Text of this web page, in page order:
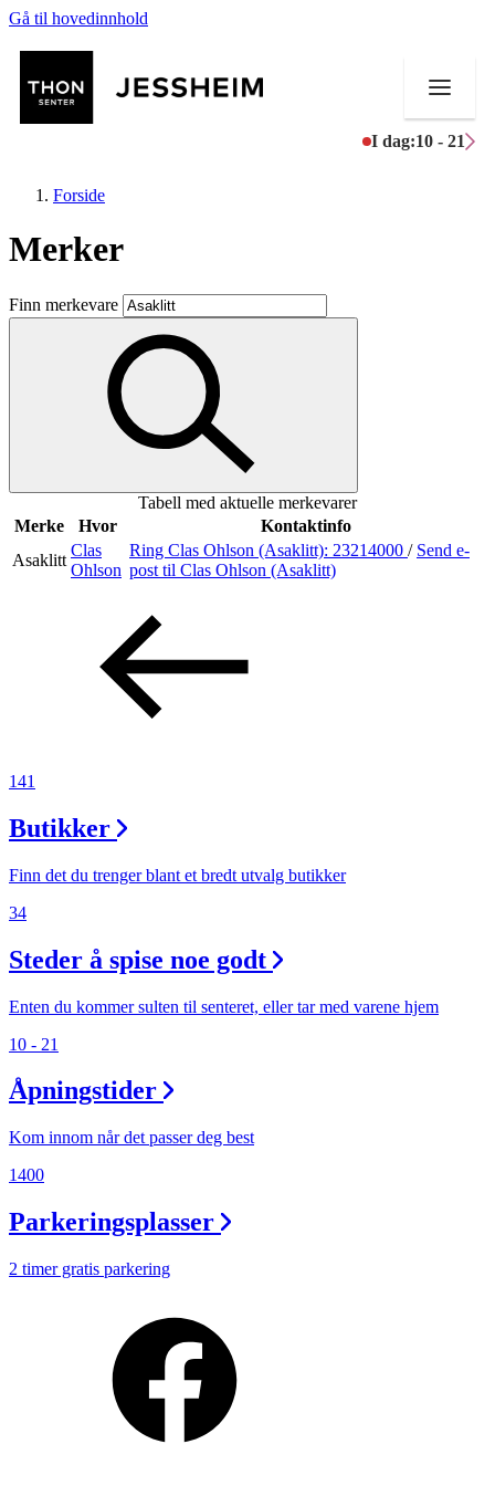
Gå til hovedinnhold
I dag:10 - 21
Butikker
Mat og drikke
Aktiviteter
Inspirasjon
Åpningstider
Ledige stillinger
Magasin
Gavekort
Forside
Merker
Finn merkevare
Tabell med aktuelle merkevarer
Merke
Hvor
Kontaktinfo
Asaklitt
Clas
Ohlson
Ring Clas Ohlson (Asaklitt): 23214000 / Send e-
post til Clas Ohlson (Asaklitt)
141
Butikker
Finn det du trenger blant et bredt utvalg butikker
34
Steder å spise noe godt
Enten du kommer sulten til senteret, eller tar med varene hjem
10 - 21
Åpningstider
Kom innom når det passer deg best
1400
Parkeringsplasser
2 timer gratis parkering